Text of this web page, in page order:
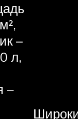
–
л,
–